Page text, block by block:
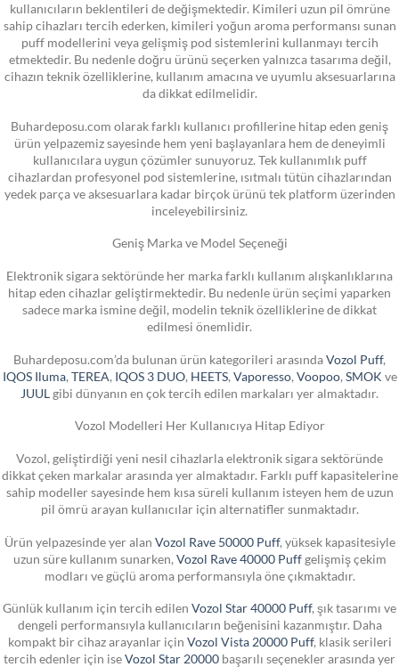
kullanıcıların beklentileri de değişmektedir. Kimileri uzun pil ömrüne
sahip cihazları tercih ederken, kimileri yoğun aroma performansı sunan
puff modellerini veya gelişmiş pod sistemlerini kullanmayı tercih
etmektedir. Bu nedenle doğru ürünü seçerken yalnızca tasarıma değil,
cihazın teknik özelliklerine, kullanım amacına ve uyumlu aksesuarlarına
da dikkat edilmelidir.
Buhardeposu.com olarak farklı kullanıcı profillerine hitap eden geniş
ürün yelpazemiz sayesinde hem yeni başlayanlara hem de deneyimli
kullanıcılara uygun çözümler sunuyoruz. Tek kullanımlık puff
cihazlardan profesyonel pod sistemlerine, ısıtmalı tütün cihazlarından
yedek parça ve aksesuarlara kadar birçok ürünü tek platform üzerinden
inceleyebilirsiniz.
Geniş Marka ve Model Seçeneği
Elektronik sigara sektöründe her marka farklı kullanım alışkanlıklarına
hitap eden cihazlar geliştirmektedir. Bu nedenle ürün seçimi yaparken
sadece marka ismine değil, modelin teknik özelliklerine de dikkat
edilmesi önemlidir.
Buhardeposu.com’da bulunan ürün kategorileri arasındaVozol Puff,
IQOS Iluma, TEREA IQOS 3 DUO, HEETS, Vaporesso, Voopoo, SMOK ve
JUUL gibi dünyanın en çok tercih edilen markaları yer almaktadır.
Vozol Modelleri Her Kullanıcıya Hitap Ediyor
Vozol, geliştirdiği yeni nesil cihazlarla elektronik sigara sektöründe
dikkat çeken markalar arasında yer almaktadır. Farklı puff kapasitelerine
sahip modeller sayesinde hem kısa süreli kullanım isteyen hem de uzun
pil ömrü arayan kullanıcılar için alternatifler sunmaktadır.
Ürün yelpazesinde yer alan Vozol Rave 50000 Puff, yüksek kapasitesiyle
uzun süre kullanım sunarken, Vozol Rave 40000 Puffgelişmiş çekim
modları ve güçlü aroma performansıyla öne çıkmaktadır.
Günlük kullanım için tercih edilen Vozol Star 40000 Puff, şık tasarımı ve
dengeli performansıyla kullanıcıların beğenisini kazanmıştır. Daha
kompakt bir cihaz arayanlar için Vozol Vista 20000 Puff, klasik serileri
tercih edenler için iseVozol Star 20000 başarılı seçenekler arasında yer